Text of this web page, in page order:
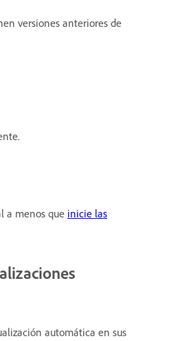
versiones anteriores de
a menos que inicie las
automática en sus